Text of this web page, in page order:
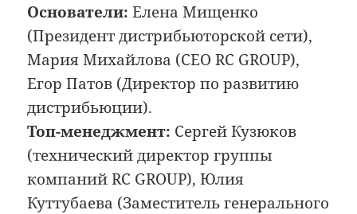
Основатели:Елена Мищенко
(Президент дистрибьюторской сети),
Мария Михайлова (CEO RC GROUP),
Егор Патов (Директор по развитию
дистрибьюции).
Топ-менеджмент: Сергей Кузюков
(технический директор группы
компаний RC GROUP), Юлия
Куттубаева (Заместитель генерального